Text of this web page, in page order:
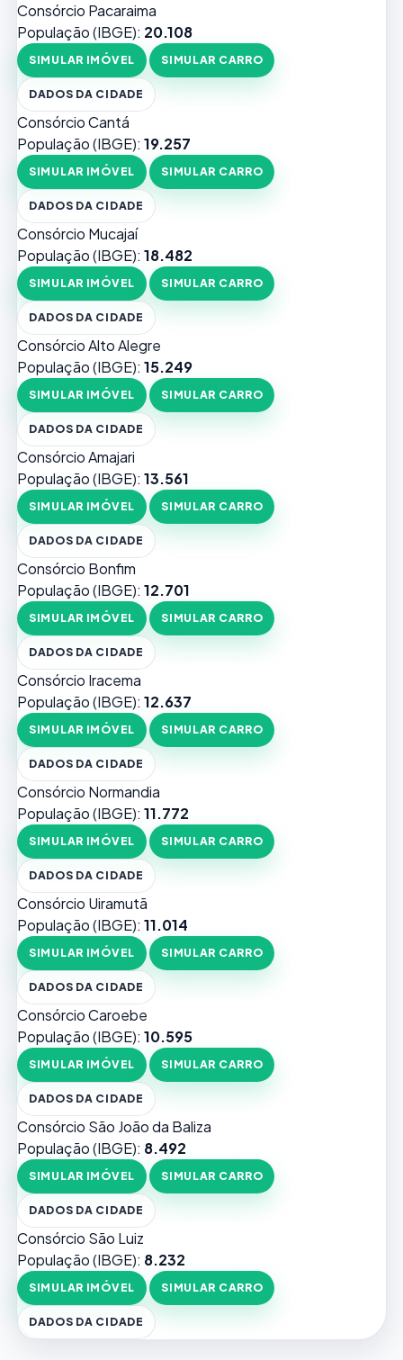
Consórcio Pacaraima
População (IBGE): 20.108
SIMULAR IMÓVEL SIMULAR CARRO
DADOS DA CIDADE
Consórcio Cantá
População (IBGE): 19.257
SIMULAR IMÓVEL SIMULAR CARRO
DADOS DA CIDADE
Consórcio Mucajaí
População (IBGE): 18.482
SIMULAR IMÓVEL SIMULAR CARRO
DADOS DA CIDADE
Consórcio Alto Alegre
População (IBGE): 15.249
SIMULAR IMÓVEL SIMULAR CARRO
DADOS DA CIDADE
Consórcio Amajari
População (IBGE): 13.561
SIMULAR IMÓVEL SIMULAR CARRO
DADOS DA CIDADE
Consórcio Bonfim
População (IBGE): 12.701
SIMULAR IMÓVEL SIMULAR CARRO
DADOS DA CIDADE
Consórcio Iracema
População (IBGE): 12.637
SIMULAR IMÓVEL SIMULAR CARRO
DADOS DA CIDADE
Consórcio Normandia
População (IBGE): 11.772
SIMULAR IMÓVEL SIMULAR CARRO
DADOS DA CIDADE
Consórcio Uiramutã
População (IBGE): 11.014
SIMULAR IMÓVEL SIMULAR CARRO
DADOS DA CIDADE
Consórcio Caroebe
População (IBGE): 10.595
SIMULAR IMÓVEL SIMULAR CARRO
DADOS DA CIDADE
Consórcio São João da Baliza
População (IBGE): 8.492
SIMULAR IMÓVEL SIMULAR CARRO
DADOS DA CIDADE
Consórcio São Luiz
População (IBGE): 8.232
SIMULAR IMÓVEL SIMULAR CARRO
DADOS DA CIDADE